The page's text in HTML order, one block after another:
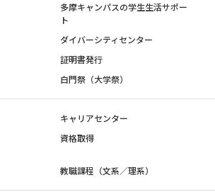
多摩キャンパスの学生生活サポー
ト
ダイバーシティセンター
証明書発行
白門祭（大学祭）
キャリアセンター
資格取得
教職課程（文系／理系）